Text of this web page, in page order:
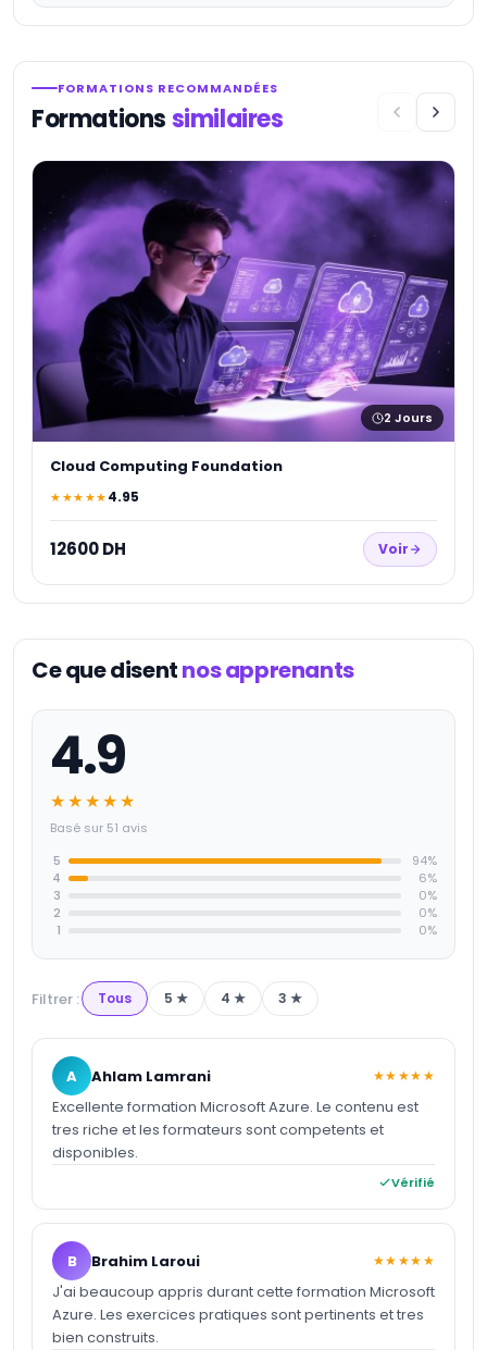
FORMATIONS RECOMMANDÉES
Formationssimilaires
2 Jours
Cloud Computing Foundation
★★★★★4.95
12600 DH Voir
Ce que disentnos apprenants
4.9
★★★★★
Basé sur 51 avis
5
94%
4
6%
3
0%
2
0%
1
0%
Filtrer : Tous 5 ★ 4 ★ 3 ★
A Ahlam Lamrani ★★★★★
Excellente formation Microsoft Azure. Le contenu est
tres riche et les formateurs sont competents et
disponibles.
Vérifié
B Brahim Laroui ★★★★★
J'ai beaucoup appris durant cette formation Microsoft
Azure. Les exercices pratiques sont pertinents et tres
bien construits.